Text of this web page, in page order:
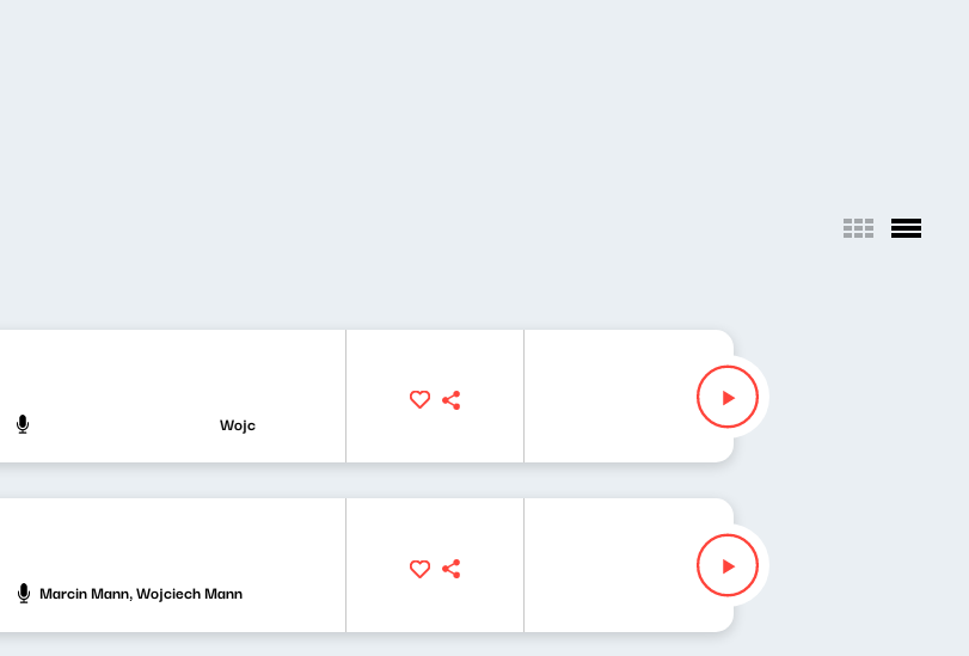
Wojciech Mann, Paweł Orlikowski
Marcin Mann, Wojciech Mann